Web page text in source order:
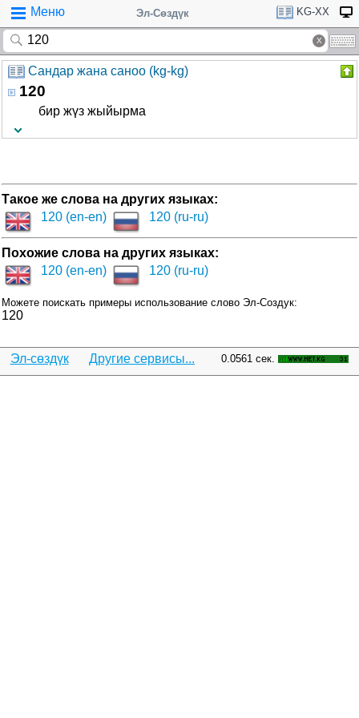
Меню Эл-Сөздүк KG-XX
Сандар жана саноо (kg-kg)
120
бир жүз жыйырма
Такое же слова на других языках:
120 (en-en)
120 (ru-ru)
Похожие слова на других языках:
120 (en-en)
120 (ru-ru)
Можете поискать примеры использование слово Эл-Создук:
120
Эл-сөздүк Другие сервисы... 0.0561 сек.